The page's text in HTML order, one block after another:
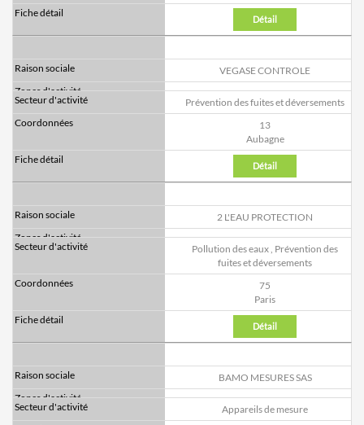
Détail
VEGASE CONTROLE
Prévention des fuites et déversements
13
Aubagne
Détail
2 L'EAU PROTECTION
Pollution des eaux, Prévention des
fuites et déversements
75
Paris
Détail
BAMO MESURES SAS
Appareils de mesure